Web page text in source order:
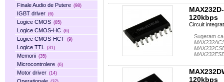
Finale Audio de Putere (98)
IGBT driver (6)
Logice CMOS (85)
Logice CMOS-HC (6)
Logice CMOS-HCT (9)
Logice TTL (31)
Memorii (35)
Microcontrolere (6)
Motor driver (14)
120kbps
Circuit
Sugeram
120kbps